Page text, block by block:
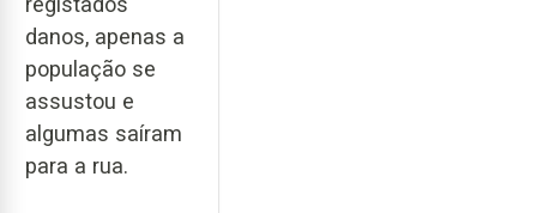
danos, apenas a
população se
assustou e
algumas saíram
para a rua.